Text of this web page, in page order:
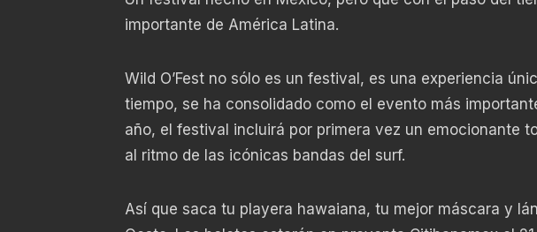
importante de América Latina.
Wild O’Fest no sólo es un festival, es una experiencia
tiempo, se ha consolidado como el evento más
año, el festival incluirá por primera vez un emocionante
al ritmo de las icónicas bandas del surf.
Así que saca tu playera hawaiana, tu mejor máscara y